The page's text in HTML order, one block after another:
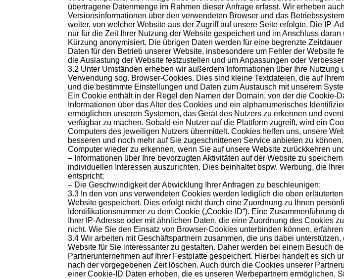
übertragene Datenmenge im Rahmen dieser Anfrage erfasst. Wir erheben
Versionsinformationen über den verwendeten Browser und das
weiter, von welcher Website aus der Zugriff auf unsere Seite erfolgte. Die IP-
nur für die Zeit Ihrer Nutzung der Website gespeichert und im Anschluss
Kürzung anonymisiert. Die übrigen Daten werden für eine begrenzte
Daten für den Betrieb unserer Website, insbesondere um Fehler der Website
die Auslastung der Website festzustellen und um Anpassungen oder
3.2 Unter Umständen erheben wir außerdem Informationen über Ihre Nutzung
Verwendung sog. Browser-Cookies. Dies sind kleine Textdateien, die auf
und die bestimmte Einstellungen und Daten zum Austausch mit unserem
Ein Cookie enthält in der Regel den Namen der Domain, von der die Cookie-
Informationen über das Alter des Cookies und ein alphanumerisches
ermöglichen unseren Systemen, das Gerät des Nutzers zu erkennen und
verfügbar zu machen. Sobald ein Nutzer auf die Plattform zugreift, wird ein
Computers des jeweiligen Nutzers übermittelt. Cookies helfen uns, unsere
besseren und noch mehr auf Sie zugeschnittenen Service anbieten zu
Computer wieder zu erkennen, wenn Sie auf unsere Website zurückkehren
– Informationen über Ihre bevorzugten Aktivitäten auf der Website zu
individuellen Interessen auszurichten. Dies beinhaltet bspw. Werbung, die
entspricht;
– Die Geschwindigkeit der Abwicklung Ihrer Anfragen zu beschleunigen;
3.3 In den von uns verwendeten Cookies werden lediglich die oben
Website gespeichert. Dies erfolgt nicht durch eine Zuordnung zu Ihnen
Identifikationsnummer zu dem Cookie („Cookie-ID“). Eine Zusammenführung
Ihrer IP-Adresse oder mit ähnlichen Daten, die eine Zuordnung des Cookies
nicht. Wie Sie den Einsatz von Browser-Cookies unterbinden können,
3.4 Wir arbeiten mit Geschäftspartnern zusammen, die uns dabei
Website für Sie interessanter zu gestalten. Daher werden bei einem Besuch
Partnerunternehmen auf Ihrer Festplatte gespeichert. Hierbei handelt es sich
nach der vorgegebenen Zeit löschen. Auch durch die Cookies unserer
einer Cookie-ID Daten erhoben, die es unseren Werbepartnern ermöglichen,